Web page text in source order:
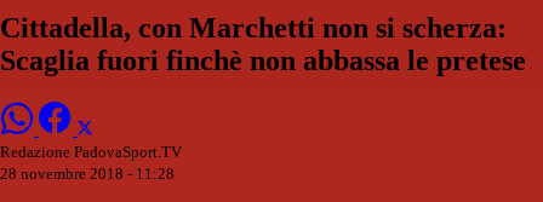
Cittadella, con Marchetti non si scherza:
Scaglia fuori finchè non abbassa le pretese
Redazione PadovaSport.TV
28 novembre 2018 - 11:28